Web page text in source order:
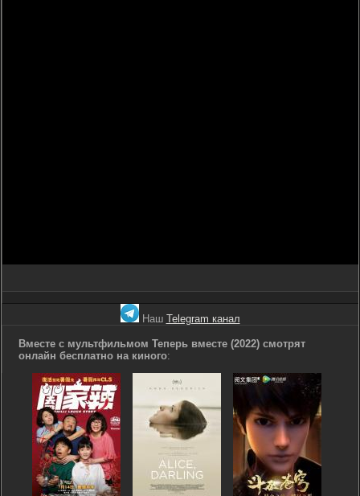
Наш Telegram канал
Вместе с мультфильмом Теперь вместе (2022) смотрят
онлайн бесплатно на киного: